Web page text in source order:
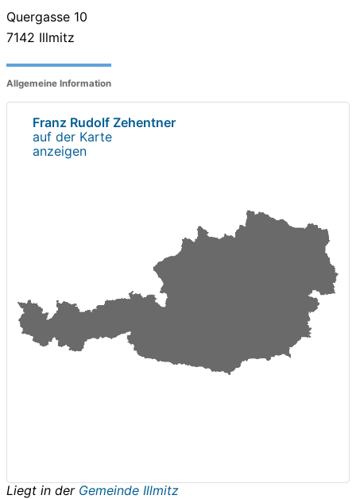
Quergasse 10
7142 Illmitz
Allgemeine Information
Franz Rudolf Zehentner
auf der Karte
anzeigen
Liegt in der Gemeinde Illmitz